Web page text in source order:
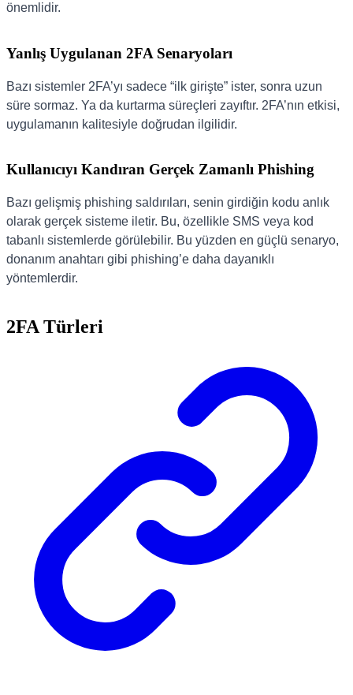
önemlidir.
Yanlış Uygulanan 2FA Senaryoları
Bazı sistemler 2FA’yı sadece “ilk girişte” ister, sonra uzun
süre sormaz. Ya da kurtarma süreçleri zayıftır. 2FA’nın etkisi,
uygulamanın kalitesiyle doğrudan ilgilidir.
Kullanıcıyı Kandıran Gerçek Zamanlı Phishing
Bazı gelişmiş phishing saldırıları, senin girdiğin kodu anlık
olarak gerçek sisteme iletir. Bu, özellikle SMS veya kod
tabanlı sistemlerde görülebilir. Bu yüzden en güçlü senaryo,
donanım anahtarı gibi phishing’e daha dayanıklı
yöntemlerdir.
2FA Türleri